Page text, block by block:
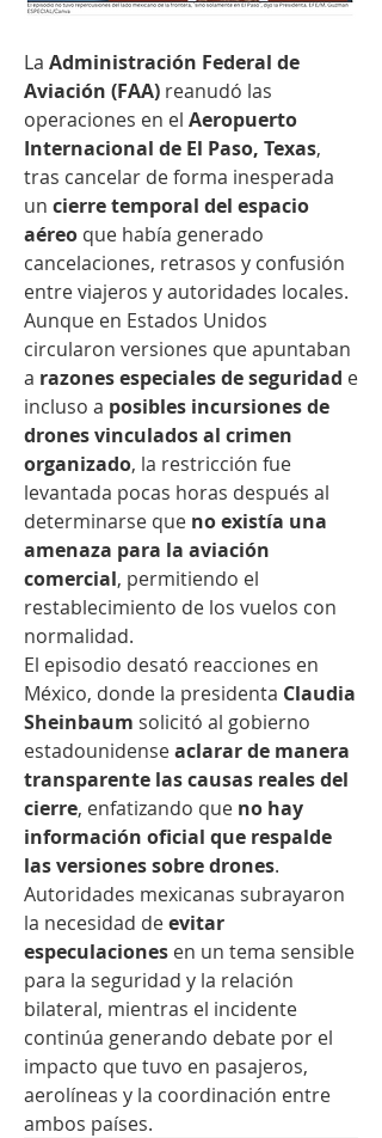
La Administración Federal de
Aviación (FAA) reanudó las
operaciones en el Aeropuerto
Internacional de El Paso, Texas,
tras cancelar de forma inesperada
un cierre temporal del espacio
aéreo que había generado
cancelaciones, retrasos y confusión
entre viajeros y autoridades locales.
Aunque en Estados Unidos
circularon versiones que apuntaban
a razones especiales de seguridad e
incluso a posibles incursiones de
drones vinculados al crimen
organizado, la restricción fue
levantada pocas horas después al
determinarse que no existía una
amenaza para la aviación
comercial, permitiendo el
restablecimiento de los vuelos con
normalidad.
El episodio desató reacciones en
México, donde la presidenta Claudia
Sheinbaum solicitó al gobierno
estadounidense aclarar de manera
transparente las causas reales del
cierre, enfatizando que no hay
información oficial que respalde
las versiones sobre drones.
Autoridades mexicanas subrayaron
la necesidad de evitar
especulaciones en un tema sensible
para la seguridad y la relación
bilateral, mientras el incidente
continúa generando debate por el
impacto que tuvo en pasajeros,
aerolíneas y la coordinación entre
ambos países.